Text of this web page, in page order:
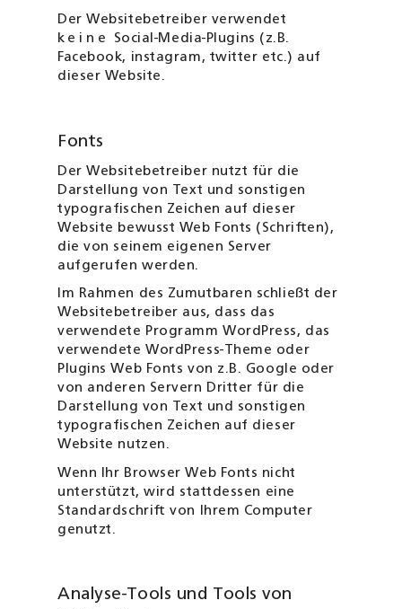
Der Websitebetreiber verwendet
keine
Social-Media-Plugins (z.B.
Facebook, instagram, twitter etc.) auf
dieser Website.
Fonts
Der Websitebetreiber nutzt für die
Darstellung von Text und sonstigen
typografischen Zeichen auf dieser
Website bewusst Web Fonts (Schriften),
die von seinem eigenen Server
aufgerufen werden.
Im Rahmen des Zumutbaren schließt der
Websitebetreiber aus, dass das
verwendete Programm WordPress, das
verwendete WordPress-Theme oder
Plugins Web Fonts von z.B. Google oder
von anderen Servern Dritter für die
Darstellung von Text und sonstigen
typografischen Zeichen auf dieser
Website nutzen.
Wenn Ihr Browser Web Fonts nicht
unterstützt, wird stattdessen eine
Standardschrift von Ihrem Computer
genutzt.
Analyse-Tools und Tools von